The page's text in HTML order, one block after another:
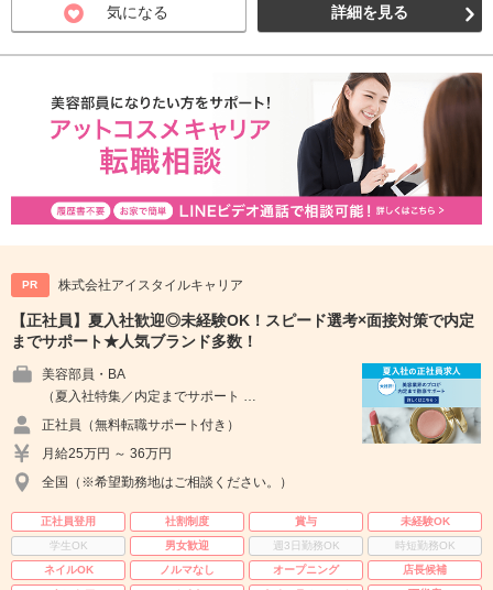
気になる 詳細を見る
PR 株式会社アイスタイルキャリア
【正社員】夏入社歓迎◎未経験OK！スピード選考×面接対策で内定
までサポート★人気ブランド多数！
美容部員・BA
（夏入社特集／内定までサポート …
正社員（無料転職サポート付き）
月給25万円 ～ 36万円
全国（※希望勤務地はご相談ください。）
正社員登用 社割制度 賞与
未経験OK
学生OK
男女歓迎 週3日勤務OK
時短勤務OK
ネイルOK
ノルマなし オープニング
店長候補